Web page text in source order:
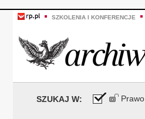
SZKOLENIA I KONFERENCJE
SZUKAJ W: Prawo